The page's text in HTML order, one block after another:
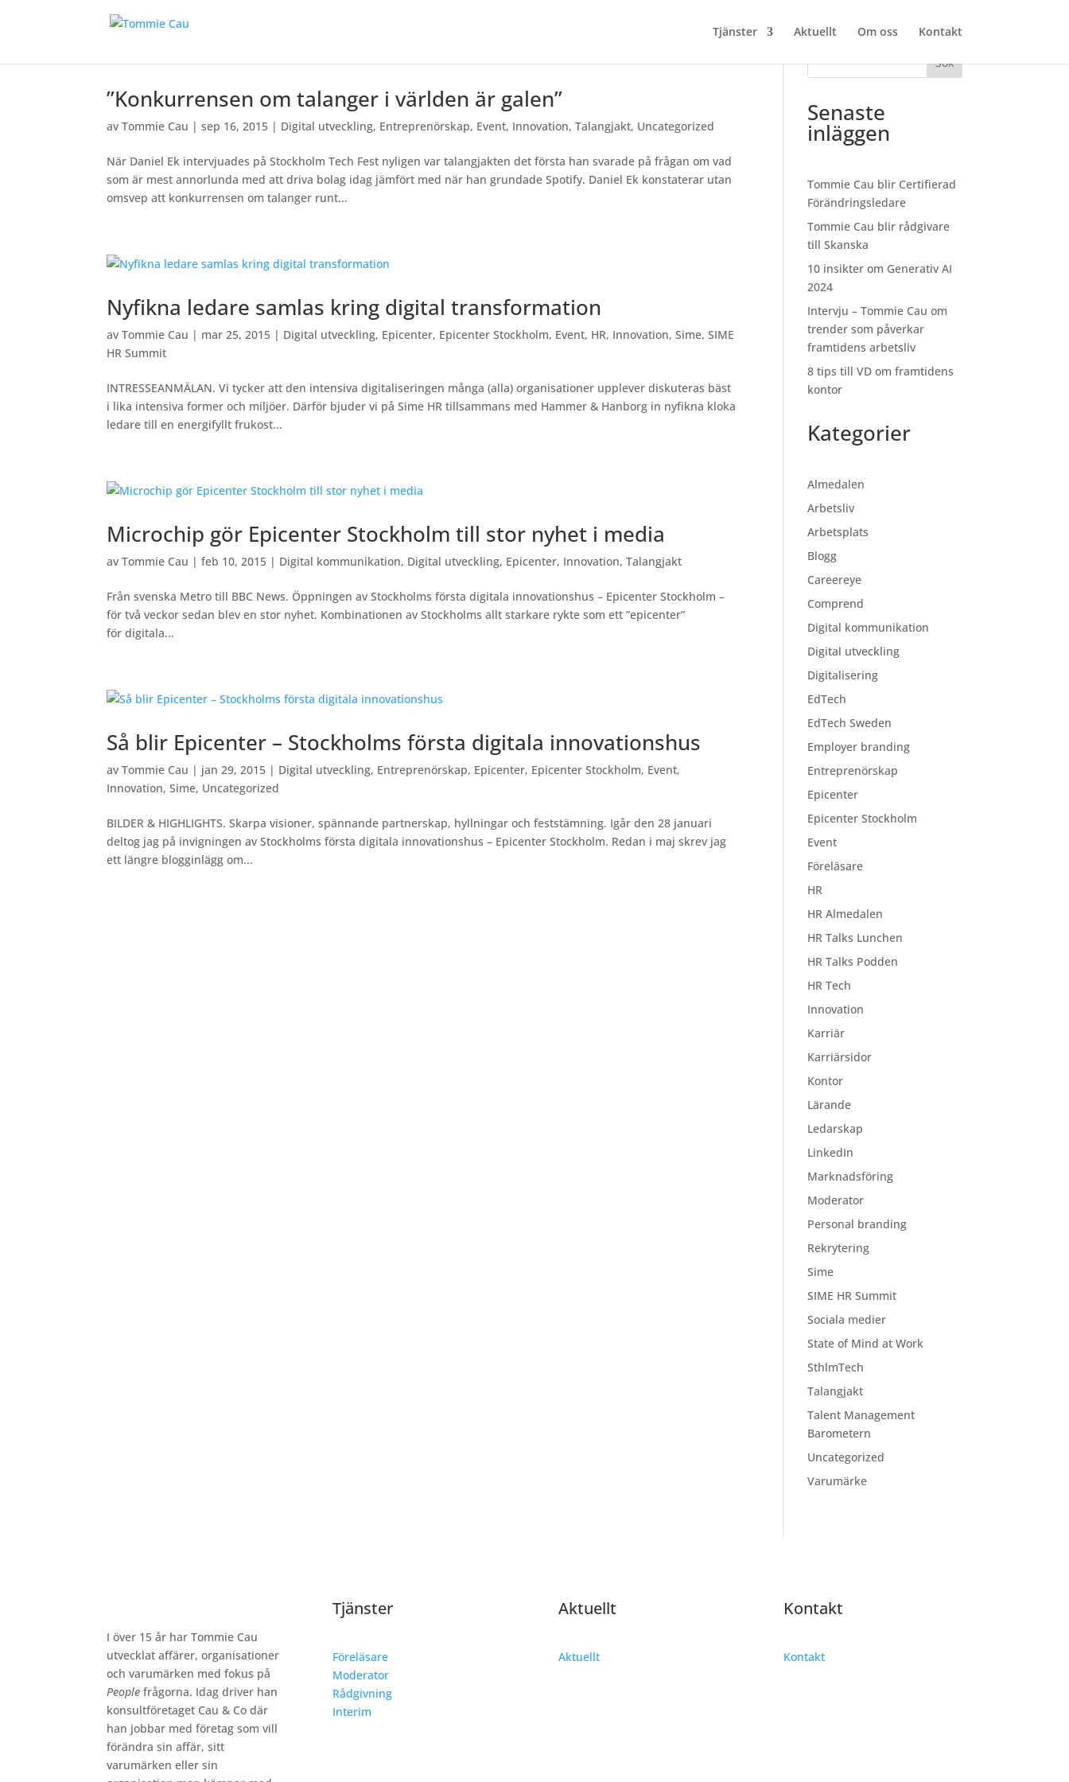
Tjänster Aktuellt Om oss Kontakt
”Konkurrensen om talanger i världen är galen”
avTommie Cau |sep 16, 2015 | Digital utveckling, Entreprenörskap, Event, Innovation,Talangjakt, Uncategorized
När Daniel Ek intervjuades på Stockholm Tech Fest nyligen var talangjakten det första han svarade på frågan om vad
som är mest annorlunda med att driva bolag idag jämfört med när han grundade Spotify. Daniel Ek konstaterar utan
omsvep att konkurrensen om talanger runt...
Nyfikna ledare samlas kring digital transformation
avTommie Cau | mar 25, 2015 | Digital utveckling, Epicenter, Epicenter Stockholm, Event, HR, Innovation,Sime,SIME
HR Summit
INTRESSEANMÄLAN. Vi tycker att den intensiva digitaliseringen många (alla) organisationer upplever diskuteras bäst
i lika intensiva former och miljöer. Därför bjuder vi på Sime HR tillsammans med Hammer & Hanborg in nyfikna kloka
ledare till en energifyllt frukost...
Microchip gör Epicenter Stockholm till stor nyhet i media
avTommie Cau |feb 10, 2015 | Digital kommunikation, Digital utveckling, Epicenter, Innovation,Talangjakt
Från svenska Metro till BBC News. Öppningen av Stockholms första digitala innovationshus – Epicenter Stockholm –
för två veckor sedan blev en stor nyhet. Kombinationen av Stockholms allt starkare rykte som ett ”epicenter”
för digitala...
Så blir Epicenter – Stockholms första digitala innovationshus
avTommie Cau | jan 29, 2015 | Digital utveckling, Entreprenörskap, Epicenter, Epicenter Stockholm, Event,
Innovation,Sime, Uncategorized
BILDER & HIGHLIGHTS. Skarpa visioner, spännande partnerskap, hyllningar och feststämning. Igår den 28 januari
deltog jag på invigningen av Stockholms första digitala innovationshus – Epicenter Stockholm. Redan i maj skrev jag
ett längre blogginlägg om...
Sök
Senaste
inläggen
Tommie Cau blir Certifierad
Förändringsledare
Tommie Cau blir rådgivare
till Skanska
10 insikter om Generativ AI
2024
Intervju – Tommie Cau om
trender som påverkar
framtidens arbetsliv
8 tips till VD om framtidens
kontor
Kategorier
Almedalen
Arbetsliv
Arbetsplats
Blogg
Careereye
Comprend
Digital kommunikation
Digital utveckling
Digitalisering
EdTech
EdTech Sweden
Employer branding
Entreprenörskap
Epicenter
Epicenter Stockholm
Event
Föreläsare
HR
HR Almedalen
HR Talks Lunchen
HR Talks Podden
HR Tech
Innovation
Karriär
Karriärsidor
Kontor
Lärande
Ledarskap
LinkedIn
Marknadsföring
Moderator
Personal branding
Rekrytering
Sime
SIME HR Summit
Sociala medier
State of Mind at Work
SthlmTech
Talangjakt
Talent Management
Barometern
Uncategorized
Varumärke
I över 15 år har Tommie Cau
utvecklat affärer, organisationer
och varumärken med fokus på
People frågorna. Idag driver han
konsultföretaget Cau & Co där
han jobbar med företag som vill
förändra sin affär, sitt
varumärken eller sin
Tjänster
Föreläsare
Moderator
Rådgivning
Interim
Aktuellt
Aktuellt
Kontakt
Kontakt